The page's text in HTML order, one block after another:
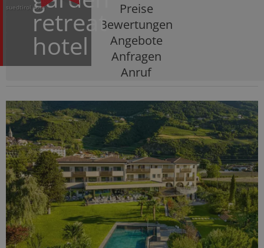
retreat
hotel
suedtirol.com
Preise
Bewertungen
Angebote
Anfragen
Anruf